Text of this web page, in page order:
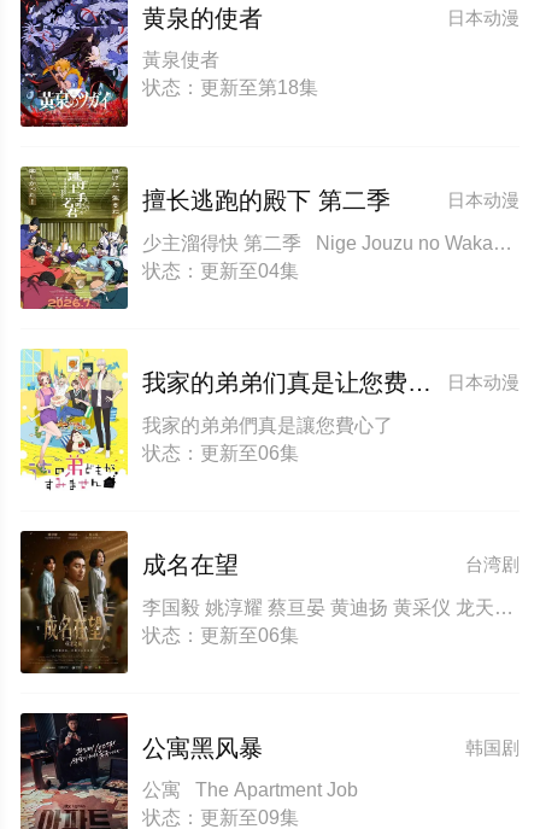
日本动漫
黄泉的使者
黃泉使者
状态：更新至第18集
日本动漫
擅长逃跑的殿下 第二季
少主溜得快 第二季 Nige Jouzu no Wakagimi Season 2 The Elusive Samurai Season 2
状态：更新至04集
日本动漫
我家的弟弟们真是让您费心了
我家的弟弟們真是讓您費心了
状态：更新至06集
台湾剧
成名在望
李国毅 姚淳耀 蔡亘晏 黄迪扬 黄采仪 龙天翔 乔瑟夫 吴言凜 黄惟 朱匀甄 段钧豪
状态：更新至06集
韩国剧
公寓黑风暴
公寓 The Apartment Job
状态：更新至09集